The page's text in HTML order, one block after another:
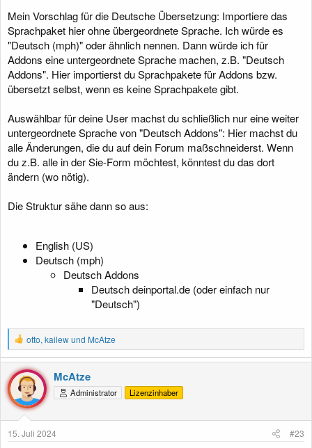
Mein Vorschlag für die Deutsche Übersetzung: Importiere das
Sprachpaket hier ohne übergeordnete Sprache. Ich würde es
"Deutsch (mph)" oder ähnlich nennen. Dann würde ich für
Addons eine untergeordnete Sprache machen, z.B. "Deutsch
Addons". Hier importierst du Sprachpakete für Addons bzw.
übersetzt selbst, wenn es keine Sprachpakete gibt.
Auswählbar für deine User machst du schließlich nur eine weiter
untergeordnete Sprache von "Deutsch Addons": Hier machst du
alle Änderungen, die du auf dein Forum maßschneiderst. Wenn
du z.B. alle in der Sie-Form möchtest, könntest du das dort
ändern (wo nötig).
Die Struktur sähe dann so aus:
English (US)
Deutsch (mph)
Deutsch Addons
Deutsch deinportal.de (oder einfach nur
"Deutsch")
R
e
a
k
t
i
o
n
n
otto, kailewund McAtze
McAtze
Administrator Lizenzinhaber
15. Juli 2024 #23